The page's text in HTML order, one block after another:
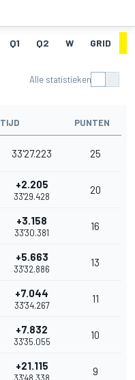
Q1 Q2 W GRID
Alle statistieken
TIJD PUNTEN
33'27.223 25
+2.205
33'29.428
20
+3.158
33'30.381
16
+5.663
33'32.886
13
+7.044
33'34.267
11
+7.832
33'35.055
10
+21.115 9